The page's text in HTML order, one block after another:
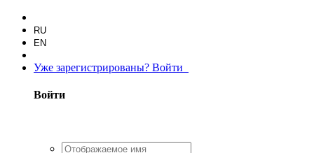
RU
EN
Уже зарегистрированы? Войти
Войти